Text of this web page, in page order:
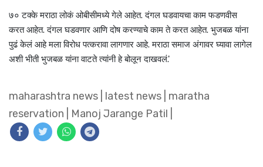
७० टक्के मराठा लोकं ओबीसीमध्ये गेले आहेत. दंगल घडवायचा काम फडणवीस
करत आहेत. दंगल घडवणार आणि दोष करण्याचे काम ते करत आहेत. भुजबळ यांना
पुढं केलं आहे मला विरोध पत्करावा लागणार आहे. मराठा समाज अंगावर घ्यावा लागेल
अशी भीती भुजबळ यांना वाटते त्यांनी हे बोलून दाखवलं.'
maharashtra news latest news maratha
reservation
Manoj Jarange Patil